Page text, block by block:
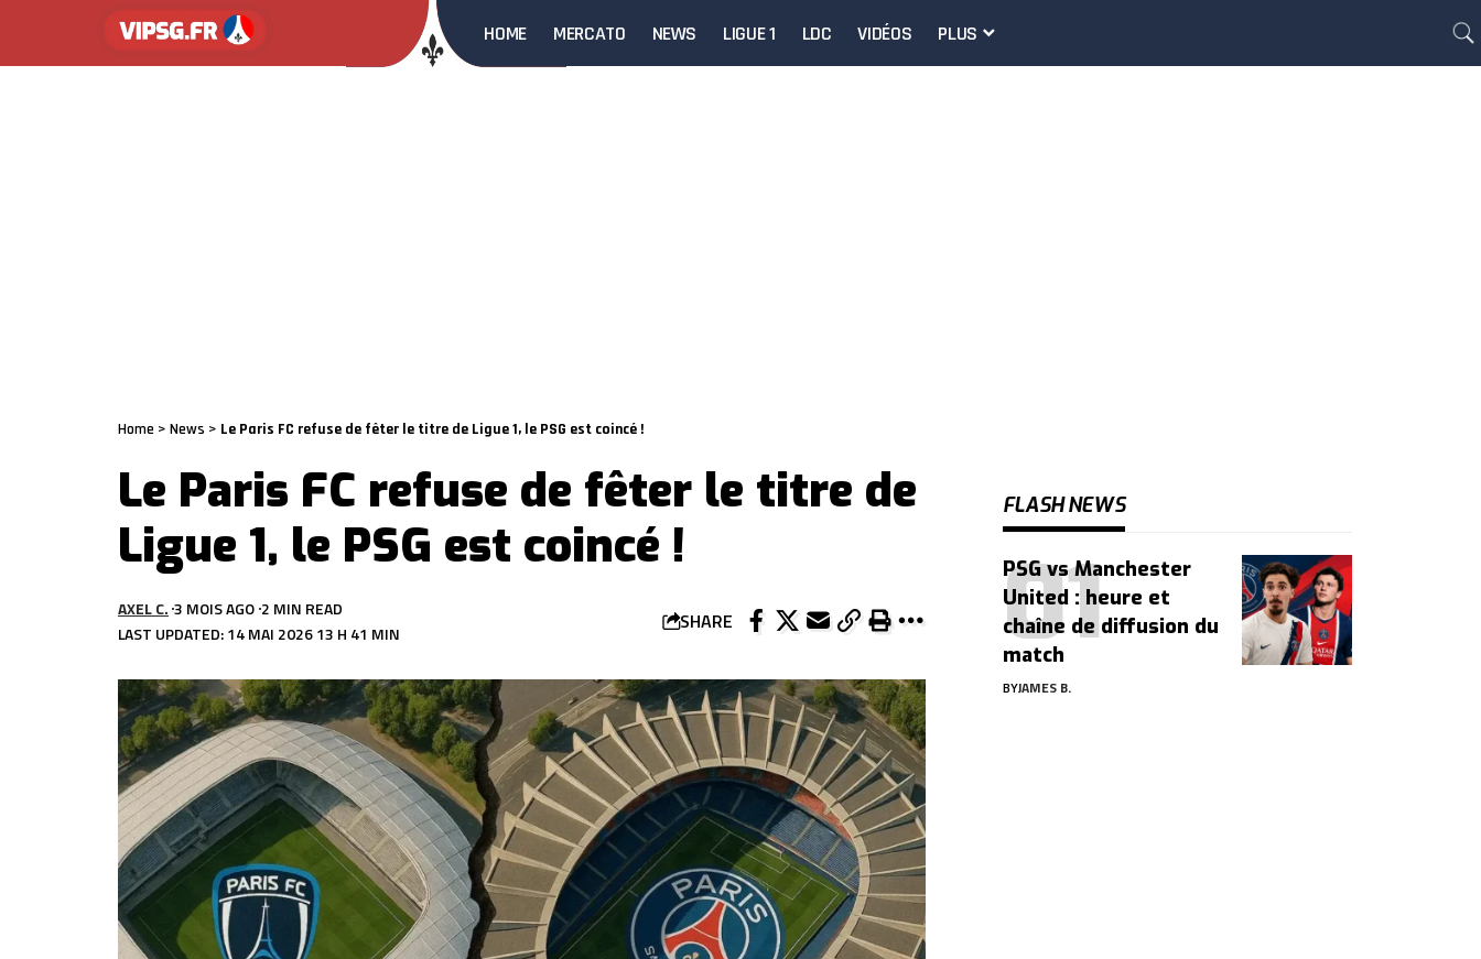
HOME MERCATO NEWS LIGUE 1 LDC VIDÉOS PLUS
Home > News > Le Paris FC refuse de fêter le titre de Ligue 1, le PSG est coincé !
Le Paris FC refuse de fêter le titre de
Ligue 1, le PSG est coincé !
LAST UPDATED: 14 MAI 2026 13 H 41 MIN
AXEL C. 3 MOIS AGO 2 MIN READ SHARE
FLASH NEWS
PSG vs Manchester
United : heure et
chaîne de diffusion du
match
BYJAMES B.